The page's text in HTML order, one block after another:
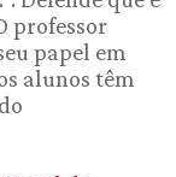
professor
papel em
alunos têm